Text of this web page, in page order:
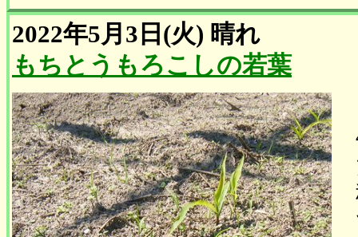
2022年5月3日(火) 晴れ
もちとうもろこしの若葉